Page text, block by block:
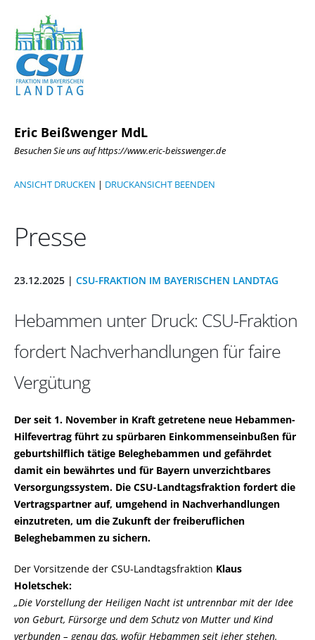
Eric Beißwenger MdL
Besuchen Sie uns auf https://www.eric-beisswenger.de
ANSICHT DRUCKEN | DRUCKANSICHT BEENDEN
Presse
23.12.2025 | CSU-FRAKTION IM BAYERISCHEN LANDTAG
Hebammen unter Druck: CSU-Fraktion
fordert Nachverhandlungen für faire
Vergütung
Der seit 1. November in Kraft getretene neue Hebammen-
Hilfevertrag führt zu spürbaren Einkommenseinbußen für
geburtshilflich tätige Beleghebammen und gefährdet
damit ein bewährtes und für Bayern unverzichtbares
Versorgungssystem. Die CSU-Landtagsfraktion fordert die
Vertragspartner auf, umgehend in Nachverhandlungen
einzutreten, um die Zukunft der freiberuflichen
Beleghebammen zu sichern.
Der Vorsitzende der CSU-Landtagsfraktion Klaus
Holetschek:
Die Vorstellung der Heiligen Nacht ist untrennbar mit der Idee
von Geburt, Fürsorge und dem Schutz von Mutter und Kind
verbunden – genau das, wofür Hebammen seit jeher stehen.